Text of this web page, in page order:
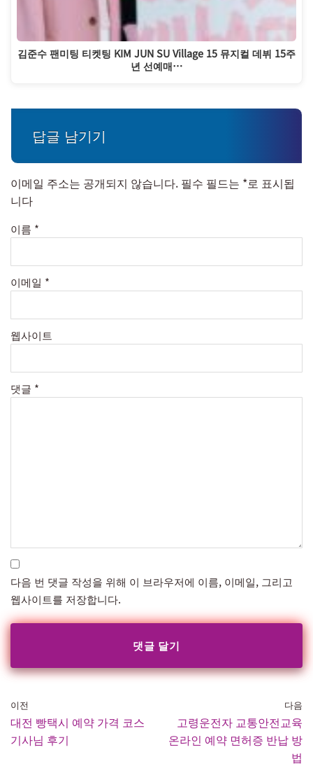
김준수 팬미팅 티켓팅 KIM JUN SU Village 15 뮤지컬 데뷔 15주
년 선예매…
답글 남기기
이메일 주소는 공개되지 않습니다. 필수 필드는 *로 표시됩
니다
이름 *
이메일 *
웹사이트
댓글 *
다음 번 댓글 작성을 위해 이 브라우저에 이름, 이메일, 그리고
웹사이트를 저장합니다.
이전
대전 빵택시 예약 가격 코스
기사님 후기
다음
고령운전자 교통안전교육
온라인 예약 면허증 반납 방
법